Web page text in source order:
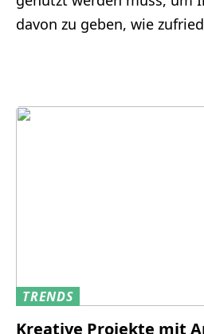
davon zu geben, wie
TRENDS
Kreative Projekte mit